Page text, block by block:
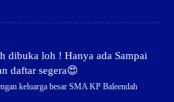
dibuka loh ! Hanya ada Sampai
daftar segera😍
keluarga besar SMA KP Baleendah